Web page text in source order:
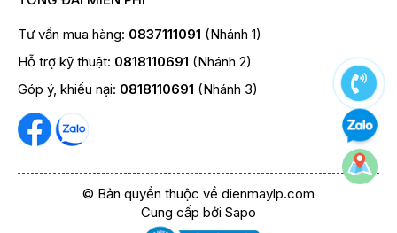
Thiết kế phẳng giảm thiểu chi tiết với tay cầm và bảng
điều khiển được đưa vào bên trong một cách tinh tế,
cùng gam màu Trắng thạch anh thời thượng, tạo sự liền
mạch tổng thể cho gian bếp
Tiện lợi
Tư vấn mua hàng: 0837111091 (Nhánh 1)
Hỗ trợ kỹ thuật: 0818110691 (Nhánh 2)
Góp ý, khiếu nại: 0818110691 (Nhánh 3)
© Bản quyền thuộc về dienmaylp.com
Cung cấp bởi Sapo